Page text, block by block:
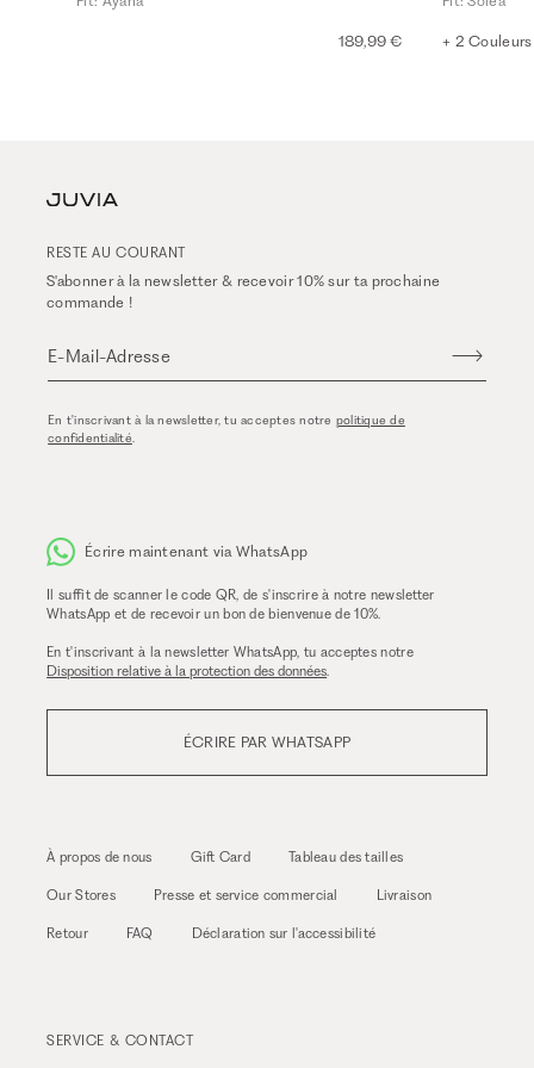
189,99 € + 2 Couleurs
RESTE AU COURANT
S'abonner à la newsletter & recevoir 10% sur ta prochaine
commande !
E-Mail-Adresse
En t'inscrivant à la newsletter, tu acceptes notre politique de
confidentialité.
Écrire maintenant via WhatsApp
Il suffit de scanner le code QR, de s'inscrire à notre newsletter
WhatsApp et de recevoir un bon de bienvenue de 10%.
En t'inscrivant à la newsletter WhatsApp, tu acceptes notre
Disposition relative à la protection des données.
ÉCRIRE PAR WHATSAPP
À propos de nous Gift Card Tableau des tailles
Our Stores Presse et service commercial Livraison
Retour FAQ Déclaration sur l'accessibilité
SERVICE & CONTACT